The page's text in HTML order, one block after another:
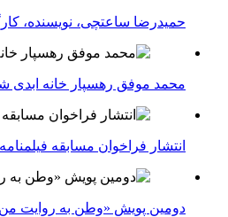
حمیدرضا ساعتچی، نویسنده،
محمد موفق رهسپار خانه ابدی
انتشار فراخوان مسابقه
دومین پویش «وطن به روایت